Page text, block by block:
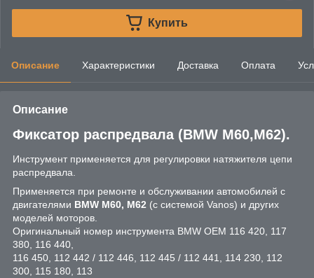
Купить
Описание Характеристики Доставка Оплата
Описание
Фиксатор распредвала (BMW M60,М62).
Инструмент применяется для регулировки натяжителя цепи
распредвала.
Применяется при ремонте и обслуживании автомобилей с
двигателями BMW М60, M62 (с системой Vanos) и других
моделей моторов.
Оригинальный номер инструмента BMW OEM 116 420, 117
380, 116 440,
116 450, 112 442 / 112 446, 112 445 / 112 441, 114 230, 112
300, 115 180, 113